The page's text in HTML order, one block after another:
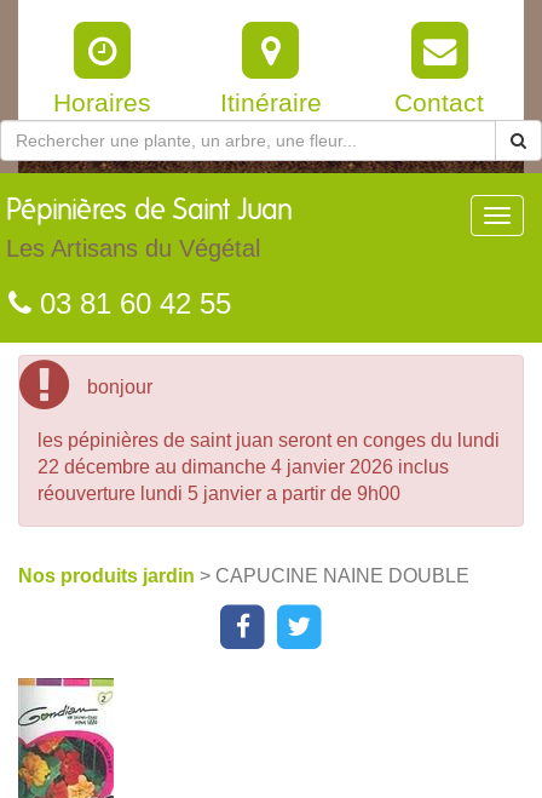
Horaires Itinéraire Contact
Pépinières de Saint Juan
Les Artisans du Végétal
03 81 60 42 55
bonjour
les pépinières de saint juan seront en conges du lundi
22 décembre au dimanche 4 janvier 2026 inclus
réouverture lundi 5 janvier a partir de 9h00
Nos produits jardin > CAPUCINE NAINE DOUBLE